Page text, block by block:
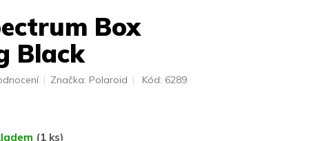
Box
Black
Značka: Polaroid Kód: 6289
(1 ks)